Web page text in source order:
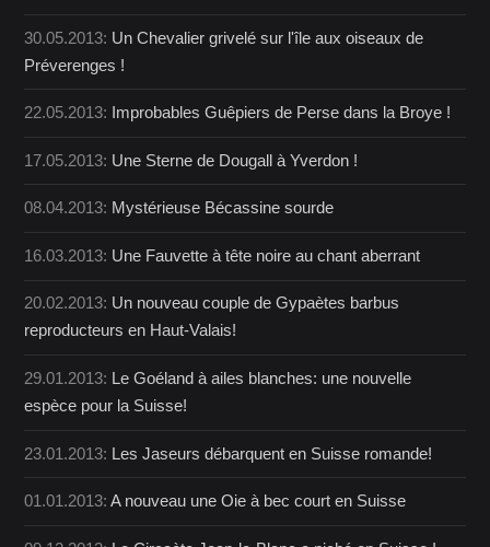
30.05.2013: Un Chevalier grivelé sur l'île aux oiseaux de
Préverenges !
22.05.2013: Improbables Guêpiers de Perse dans la Broye !
17.05.2013: Une Sterne de Dougall à Yverdon !
08.04.2013: Mystérieuse Bécassine sourde
16.03.2013: Une Fauvette à tête noire au chant aberrant
20.02.2013: Un nouveau couple de Gypaètes barbus
reproducteurs en Haut-Valais!
29.01.2013: Le Goéland à ailes blanches: une nouvelle
espèce pour la Suisse!
23.01.2013: Les Jaseurs débarquent en Suisse romande!
01.01.2013:A nouveau une Oie à bec court en Suisse